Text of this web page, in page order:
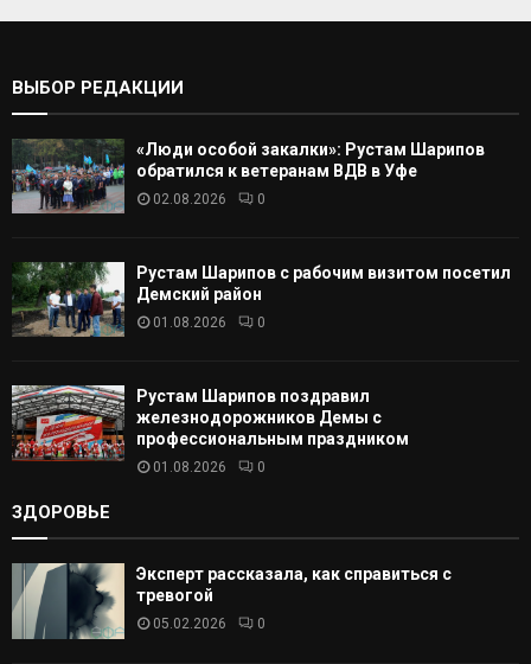
С
А
ВЫБОР РЕДАКЦИИ
«Люди особой закалки»: Рустам Шарипов
обратился к ветеранам ВДВ в Уфе
02.08.2026 0
Рустам Шарипов с рабочим визитом посетил
Демский район
01.08.2026 0
Рустам Шарипов поздравил
железнодорожников Демы с
профессиональным праздником
01.08.2026 0
ЗДОРОВЬЕ
Эксперт рассказала, как справиться с
тревогой
05.02.2026 0